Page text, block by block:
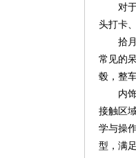
对
头打卡
拾
常见的
毂，整
内
接触区
学与操
型，满